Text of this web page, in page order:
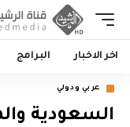
اخر الاخبار البرامج
عربي ودولي
السعودية